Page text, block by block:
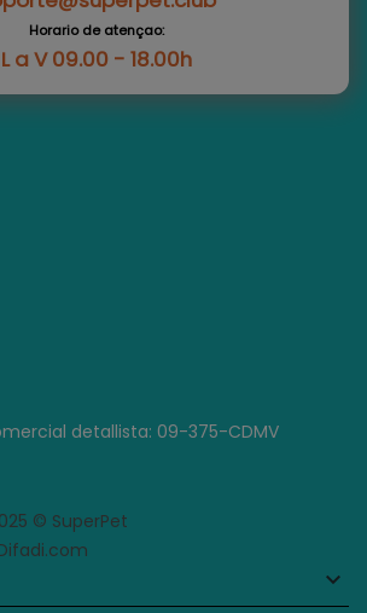
Horario de atençao:
L a V 09.00 - 18.00h
detallista: 09-375-CDMV
© SuperPet
keyboard_arrow_down